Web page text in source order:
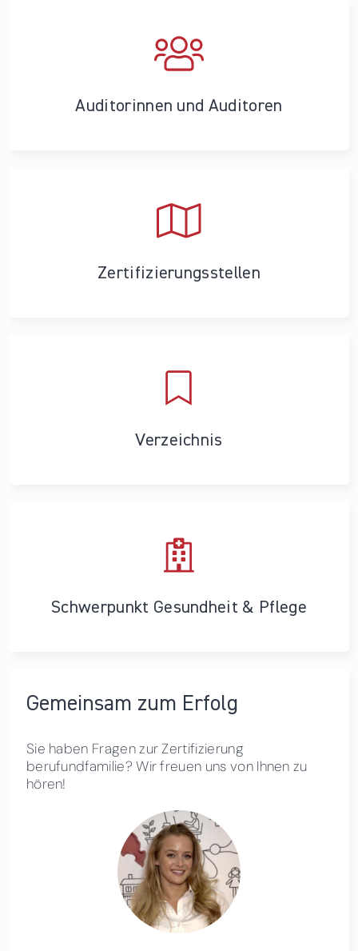
Auditorinnen und Auditoren
Zertifizierungs­stellen
Verzeichnis
Schwerpunkt Gesundheit & Pflege
Gemeinsam zum Erfolg
Sie haben Fragen zur Zertifizierung
berufundfamilie? Wir freuen uns von Ihnen zu
hören!